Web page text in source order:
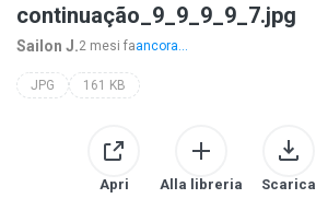
continuação_9_9_9_9_7.jpg
Sailon J.2 mesi faancora...
JPG 161 KB
Apri Alla libreria Scarica